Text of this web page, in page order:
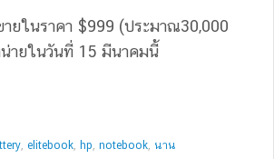
ยในราคา $999 (ประมาณ30,000
น่ายในวันที่ 15 มีนาคมนี้
, elitebook, hp, notebook, นาน